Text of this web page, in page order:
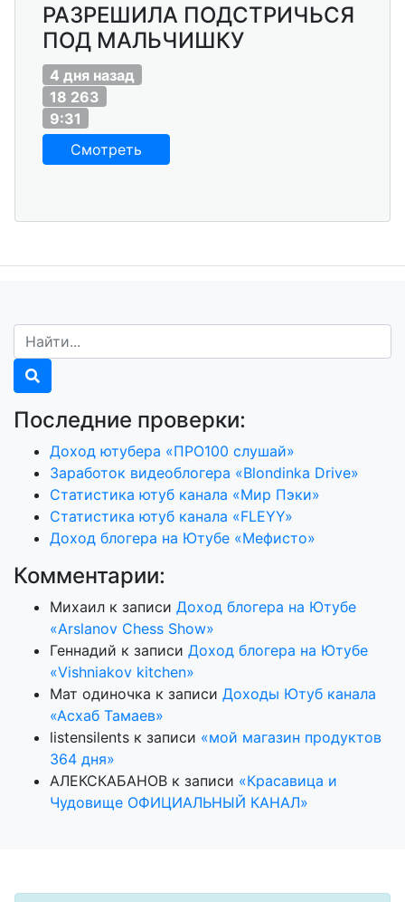
РАЗРЕШИЛА ПОДСТРИЧЬСЯ
ПОД МАЛЬЧИШКУ
4 дня назад
18 263
9:31
Смотреть
Последние проверки:
Доход ютубера «ПРО100 слушай»
Заработок видеоблогера «Blondinka Drive»
Статистика ютуб канала «Мир Пэки»
Статистика ютуб канала «FLEYY»
Доход блогера на Ютубе «Мефисто»
Комментарии:
Михаил к записи Доход блогера на Ютубе
«Arslanov Chess Show»
Геннадий к записи Доход блогера на Ютубе
«Vishniakov kitchen»
Мат одиночка к записи Доходы Ютуб канала
«Асхаб Тамаев»
listensilents к записи «мой магазин продуктов
364 дня»
АЛЕКСКАБАНОВ к записи «Красавица и
Чудовище ОФИЦИАЛЬНЫЙ КАНАЛ»